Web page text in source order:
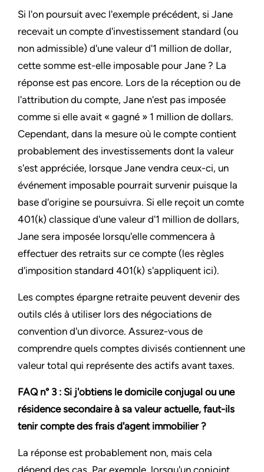
Si l'on poursuit avec l'exemple précédent, si Jane
recevait un compte d'investissement standard (ou
non admissible) d'une valeur d'1 million de dollar,
cette somme est-elle imposable pour Jane ? La
réponse est pas encore. Lors de la réception ou de
l'attribution du compte, Jane n'est pas imposée
comme si elle avait « gagné » 1 million de dollars.
Cependant, dans la mesure où le compte contient
probablement des investissements dont la valeur
s'est appréciée, lorsque Jane vendra ceux-ci, un
événement imposable pourrait survenir puisque la
base d'origine se poursuivra. Si elle reçoit un comte
401(k) classique d'une valeur d'1 million de dollars,
Jane sera imposée lorsqu'elle commencera à
effectuer des retraits sur ce compte (les règles
d'imposition standard 401(k) s'appliquent ici).
Les comptes épargne retraite peuvent devenir des
outils clés à utiliser lors des négociations de
convention d'un divorce. Assurez-vous de
comprendre quels comptes divisés contiennent une
valeur total qui représente des actifs avant taxes.
FAQ n° 3 : Si j'obtiens le domicile conjugal ou une
résidence secondaire à sa valeur actuelle, faut-ils
tenir compte des frais d'agent immobilier ?
La réponse est probablement non, mais cela
dépend des cas. Par exemple, lorsqu'un conjoint